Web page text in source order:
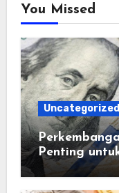
You Missed
Uncategorized
Penting